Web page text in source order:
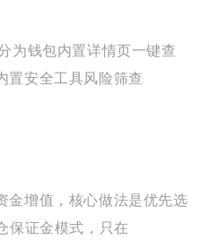
为钱包内置详情页一键查
置安全工具风险筛查
金增值，核心做法是优先选
保证金模式，只在